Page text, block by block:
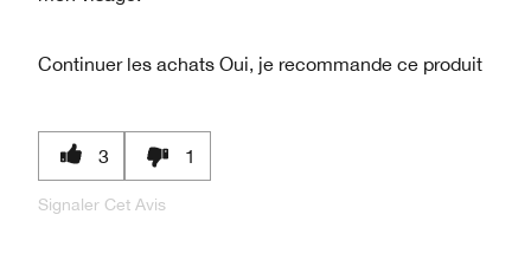
Continuer les achats Oui, je recommande ce produit
3 1
Signaler Cet Avis